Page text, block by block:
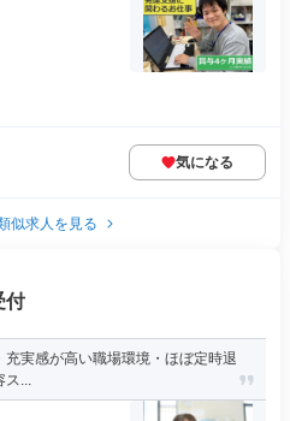
気になる
似求人を見る
付
実感が高い職場環境・ほぼ定時退
ス...